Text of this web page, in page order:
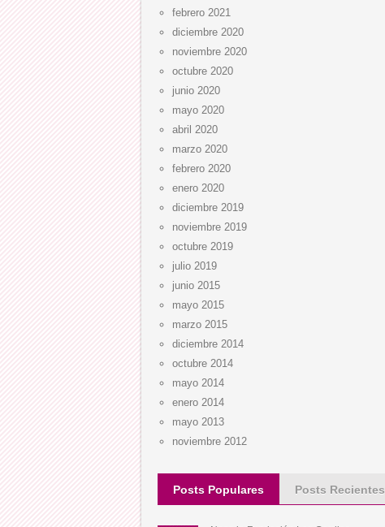
febrero 2021
diciembre 2020
noviembre 2020
octubre 2020
junio 2020
mayo 2020
abril 2020
marzo 2020
febrero 2020
enero 2020
diciembre 2019
noviembre 2019
octubre 2019
julio 2019
junio 2015
mayo 2015
marzo 2015
diciembre 2014
octubre 2014
mayo 2014
enero 2014
mayo 2013
noviembre 2012
Posts Populares Posts Recientes